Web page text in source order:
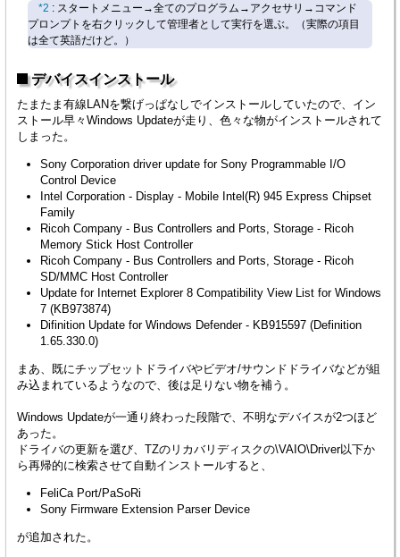
*2 : スタートメニュー→全てのプログラム→アクセサリ→コマンド
プロンプトを右クリックして管理者として実行を選ぶ。（実際の項目
は全て英語だけど。）
デバイスインストール
たまたま有線LANを繋げっぱなしでインストールしていたので、イン
ストール早々Windows Updateが走り、色々な物がインストールされて
しまった。
Sony Corporation driver update for Sony Programmable I/O
Control Device
Intel Corporation - Display - Mobile Intel(R) 945 Express Chipset
Family
Ricoh Company - Bus Controllers and Ports, Storage - Ricoh
Memory Stick Host Controller
Ricoh Company - Bus Controllers and Ports, Storage - Ricoh
SD/MMC Host Controller
Update for Internet Explorer 8 Compatibility View List for Windows
7 (KB973874)
Difinition Update for Windows Defender - KB915597 (Definition
1.65.330.0)
まあ、既にチップセットドライバやビデオ/サウンドドライバなどが組
み込まれているようなので、後は足りない物を補う。
Windows Updateが一通り終わった段階で、不明なデバイスが2つほど
あった。
ドライバの更新を選び、TZのリカバリディスクの\VAIO\Driver以下か
ら再帰的に検索させて自動インストールすると、
FeliCa Port/PaSoRi
Sony Firmware Extension Parser Device
が追加された。